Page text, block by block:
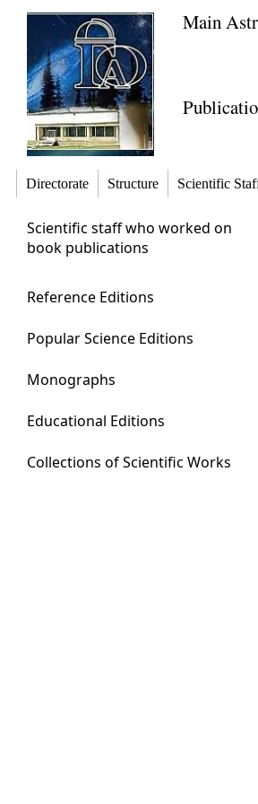
Main
Directorate Structure Scientific
Scientific staff who worked on
book publications
Reference Editions
Popular Science Editions
Monographs
Educational Editions
Collections of Scientific Works